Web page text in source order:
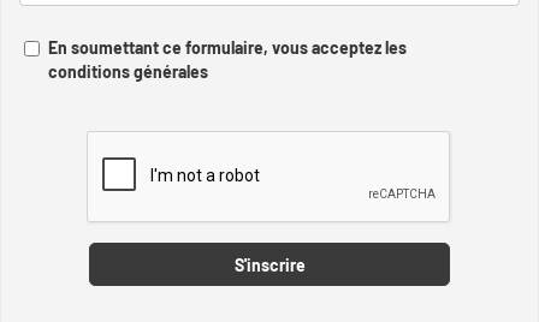
En soumettant ce formulaire, vous acceptez les
conditions générales
S'inscrire